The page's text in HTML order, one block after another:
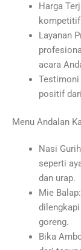
Harga
kompetitif
Layanan
acara
positif
Menu Andalan
Nasi
seperti
dan urap.
Mie
goreng.
Bika